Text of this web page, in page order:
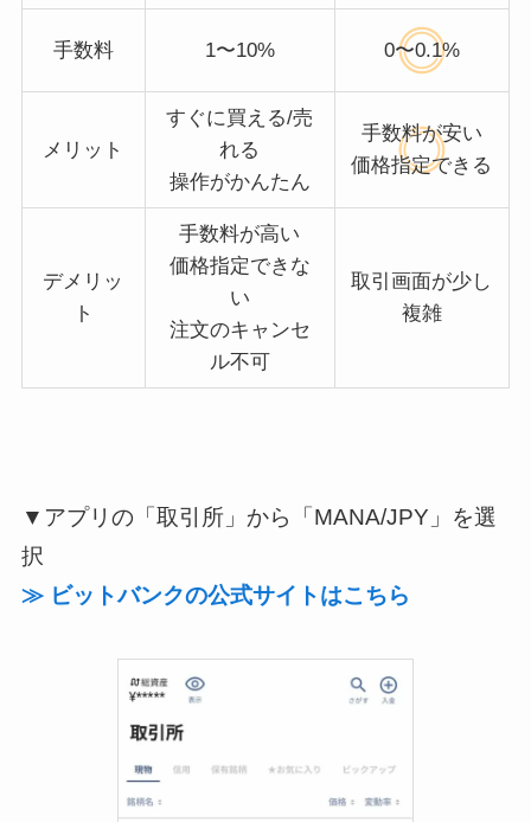
手数料 1〜10% 0〜0.1%
メリット
すぐに買える/売
れる
操作がかんたん
手数料が安い
価格指定できる
デメリッ
ト
手数料が高い
価格指定できな
い
注文のキャンセ
ル不可
取引画面が少し
複雑
▼アプリの「取引所」から「MANA/JPY」を選
択
≫ ビットバンクの公式サイトはこちら